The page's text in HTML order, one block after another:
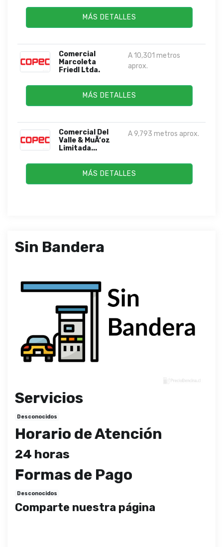
MÁS DETALLES
Comercial
Marcoleta
Friedl Ltda.
A 10,301 metros
aprox.
MÁS DETALLES
Comercial Del
Valle & MuÃ‘oz
Limitada...
A 9,793 metros aprox.
MÁS DETALLES
Sin Bandera
Servicios
Desconocidos
Horario de Atención
24 horas
Formas de Pago
Desconocidos
Comparte nuestra página